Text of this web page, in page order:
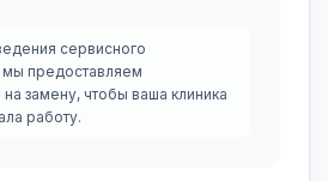
сервисного
предоставляем
замену, чтобы ваша клиника
работу.